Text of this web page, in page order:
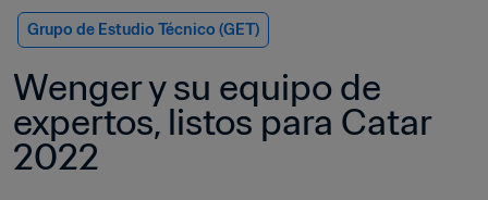
Grupo de Estudio Técnico (GET)
Wenger y su equipo de
expertos, listos para Catar
2022